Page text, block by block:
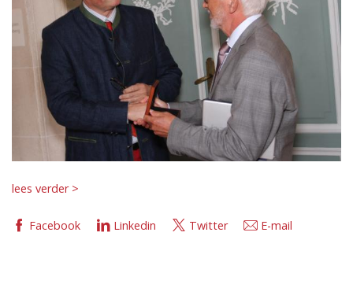
lees verder >
Facebook Linkedin Twitter E-mail